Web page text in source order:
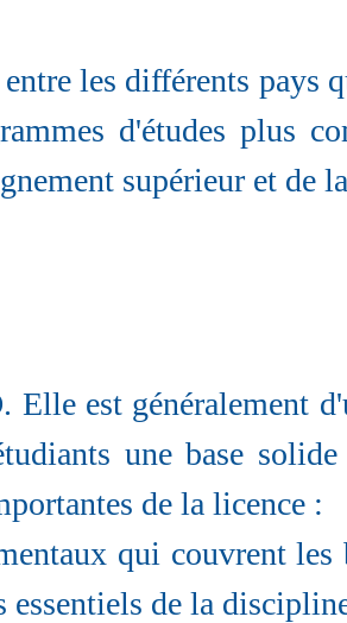
les différents pays
d'études plus
supérieur et de
est généralement
une base solide
de la licence :
qui couvrent les
essentiels de la